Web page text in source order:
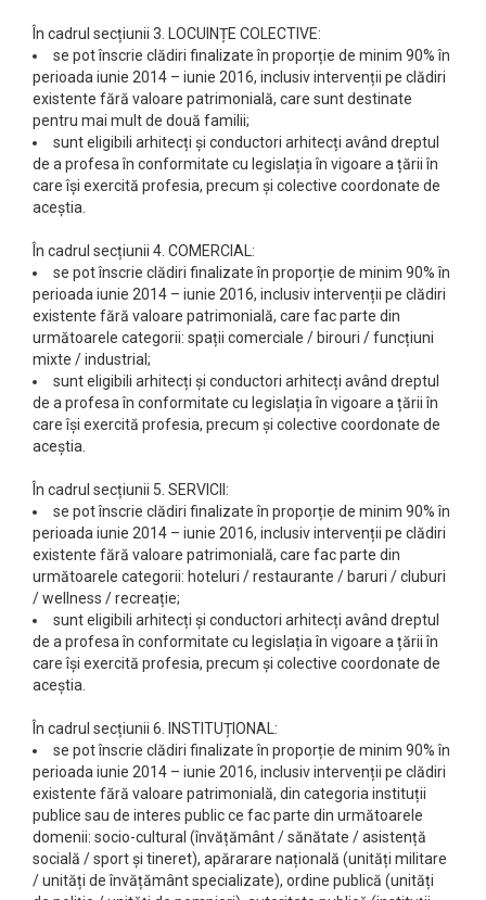
În cadrul secțiunii 3. LOCUINȚE COLECTIVE:
se pot înscrie clădiri finalizate în proporție de minim 90% în
perioada iunie 2014 – iunie 2016, inclusiv intervenții pe clădiri
existente fără valoare patrimonială, care sunt destinate
pentru mai mult de două familii;
sunt eligibili arhitecți și conductori arhitecți având dreptul
de a profesa în conformitate cu legislația în vigoare a țării în
care își exercită profesia, precum și colective coordonate de
aceștia.
În cadrul secțiunii 4. COMERCIAL:
se pot înscrie clădiri finalizate în proporție de minim 90% în
perioada iunie 2014 – iunie 2016, inclusiv intervenții pe clădiri
existente fără valoare patrimonială, care fac parte din
următoarele categorii: spații comerciale / birouri / funcțiuni
mixte / industrial;
sunt eligibili arhitecți și conductori arhitecți având dreptul
de a profesa în conformitate cu legislația în vigoare a țării în
care își exercită profesia, precum și colective coordonate de
aceștia.
În cadrul secțiunii 5. SERVICII:
se pot înscrie clădiri finalizate în proporție de minim 90% în
perioada iunie 2014 – iunie 2016, inclusiv intervenții pe clădiri
existente fără valoare patrimonială, care fac parte din
următoarele categorii: hoteluri / restaurante / baruri / cluburi
/ wellness / recreație;
sunt eligibili arhitecți și conductori arhitecți având dreptul
de a profesa în conformitate cu legislația în vigoare a țării în
care își exercită profesia, precum și colective coordonate de
aceștia.
În cadrul secțiunii 6. INSTITUȚIONAL:
se pot înscrie clădiri finalizate în proporție de minim 90% în
perioada iunie 2014 – iunie 2016, inclusiv intervenții pe clădiri
existente fără valoare patrimonială, din categoria instituții
publice sau de interes public ce fac parte din următoarele
domenii: socio-cultural (învățământ / sănătate / asistență
socială / sport și tineret), apărarare națională (unități militare
/ unități de învățământ specializate), ordine publică (unități